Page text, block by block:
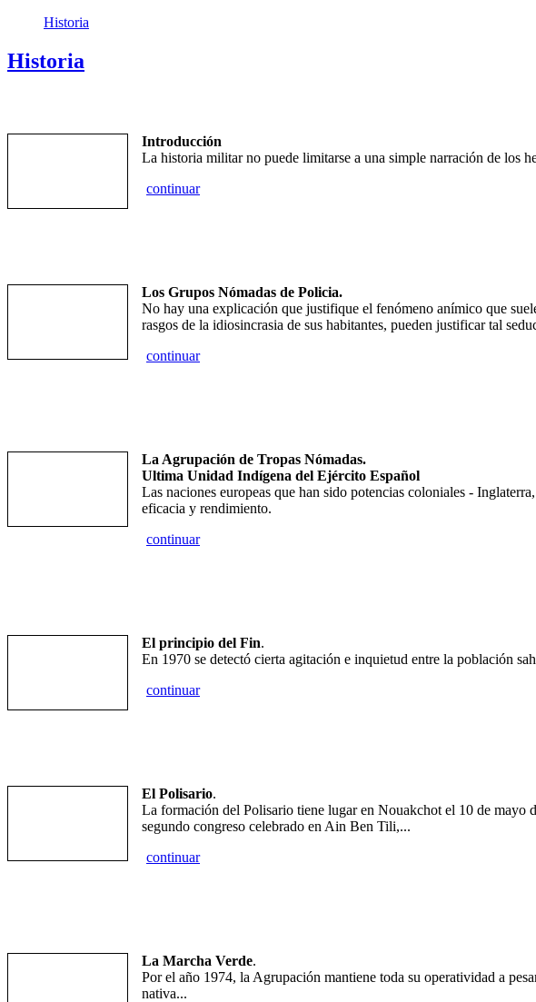
Historia
Historia
Introducción
La historia militar no puede limitarse a una simple narración de los
continuar
Los Grupos Nómadas de Policia.
No hay una explicación que justifique el fenómeno anímico que
rasgos de la idiosincrasia de sus habitantes, pueden justificar tal
continuar
La Agrupación de Tropas Nómadas.
Ultima Unidad Indígena del Ejército Español
Las naciones europeas que han sido potencias coloniales -
eficacia y rendimiento.
continuar
El principio del Fin.
En 1970 se detectó cierta agitación e inquietud entre la población
continuar
El Polisario.
La formación del Polisario tiene lugar en Nouakchot el 10 de mayo
segundo congreso celebrado en Ain Ben Tili,...
continuar
La Marcha Verde.
Por el año 1974, la Agrupación mantiene toda su operatividad a
nativa...